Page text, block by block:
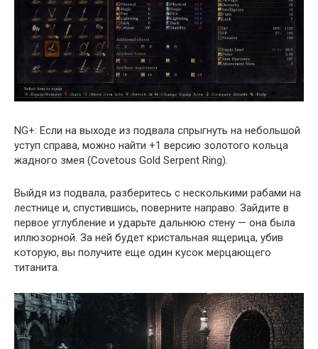
NG+: Если на выходе из подвала спрыгнуть на небольшой
уступ справа, можно найти +1 версию золотого кольца
жадного змея (Covetous Gold Serpent Ring).
Выйдя из подвала, разберитесь с несколькими рабами на
лестнице и, спустившись, поверните направо. Зайдите в
первое углубление и ударьте дальнюю стену — она была
иллюзорной. За ней будет кристальная ящерица, убив
которую, вы получите еще один кусок мерцающего
титанита.